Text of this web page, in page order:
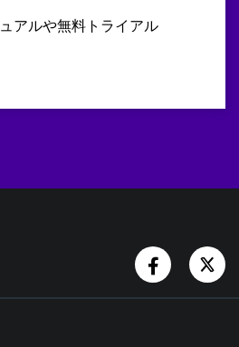
アルや無料トライアル